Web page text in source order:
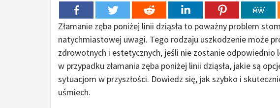
Złamanie zęba poniżej linii dziąsła to poważny problem
natychmiastowej uwagi. Tego rodzaju uszkodzenie może
zdrowotnych i estetycznych, jeśli nie zostanie odpowiednio
w przypadku złamania zęba poniżej linii dziąsła, jakie są
sytuacjom w przyszłości. Dowiedz się, jak szybko i
uśmiech.